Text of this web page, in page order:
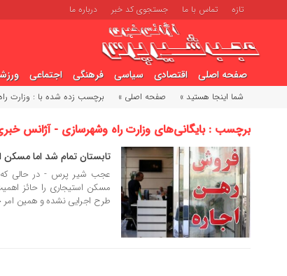
تازه تماس با ما جستجوی کد خبر درباره ما
صفحه اصلی اقتصادی سیاسی فرهنگی اجتماعی
شما اینجا هستید » صفحه اصلی » برچسب زده شده با : وزارت
برچسب : بایگانی‌های وزارت راه وشهرسازی - آژانس
27 شهریور 1404 تابستان تمام شد اما
عجب شیر پرس - در حالی که
مسکن استیجاری را حائز
طرح اجرایی نشده و همین